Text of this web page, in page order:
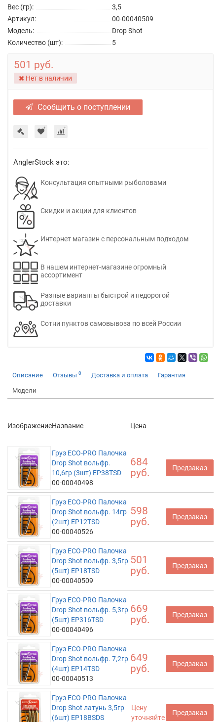
Вес (гр):
3,5
Артикул:
00-00040509
Модель:
Drop Shot
Количество (шт):
5
501 руб.
Нет в наличии
Сообщить о поступлении
AnglerStock это:
Консультация опытными рыболовами
Скидки и акции для клиентов
Интернет магазин с персональным подходом
В нашем интернет-магазине огромный
ассортимент
Разные варианты быстрой и недорогой
доставки
Сотни пунктов самовывоза по всей России
Описание Отзывы 0 Доставка и оплата Гарантия
Модели
ИзображениеНазвание Цена
Груз ECO-PRO Палочка
Drop Shot вольфр.
10,6гр (3шт) EP38TSD
00-00040498
684
руб.
Предзаказ
Груз ECO-PRO Палочка
Drop Shot вольфр. 14гр
(2шт) EP12TSD
00-00040526
598
руб.
Предзаказ
Груз ECO-PRO Палочка
Drop Shot вольфр. 3,5гр
(5шт) EP18TSD
00-00040509
501
руб.
Предзаказ
Груз ECO-PRO Палочка
Drop Shot вольфр. 5,3гр
(5шт) EP316TSD
00-00040496
669
руб.
Предзаказ
Груз ECO-PRO Палочка
Drop Shot вольфр. 7,2гр
(4шт) EP14TSD
00-00040513
649
руб.
Предзаказ
Груз ECO-PRO Палочка
Drop Shot латунь 3,5гр
(6шт) EP18BSDS
Цену
уточняйте
Предзаказ